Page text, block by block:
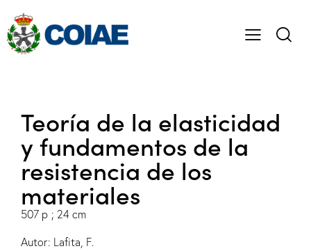
Teoría de la elasticidad
y fundamentos de la
resistencia de los
materiales
507 p ; 24 cm
Autor: Lafita, F.